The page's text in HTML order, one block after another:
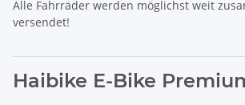
Alle Fahrräder werden möglichst weit
versendet!
Haibike E-Bike